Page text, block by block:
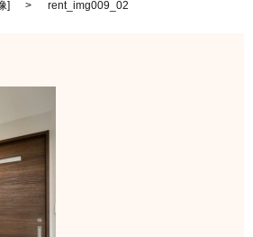
] rent_img009_02